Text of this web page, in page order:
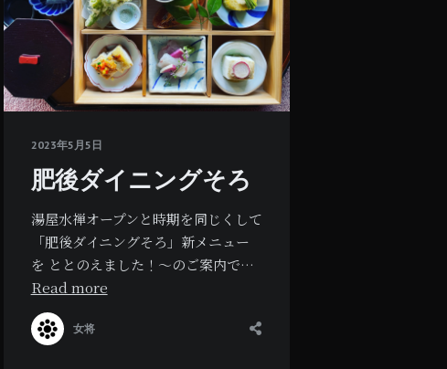
2023年5月5日
肥後ダイニングそろ
湯屋水禅オープンと時期を同じくして
「肥後ダイニングそろ」新メニュー
を ととのえました！～のご案内で…
Read more
女将